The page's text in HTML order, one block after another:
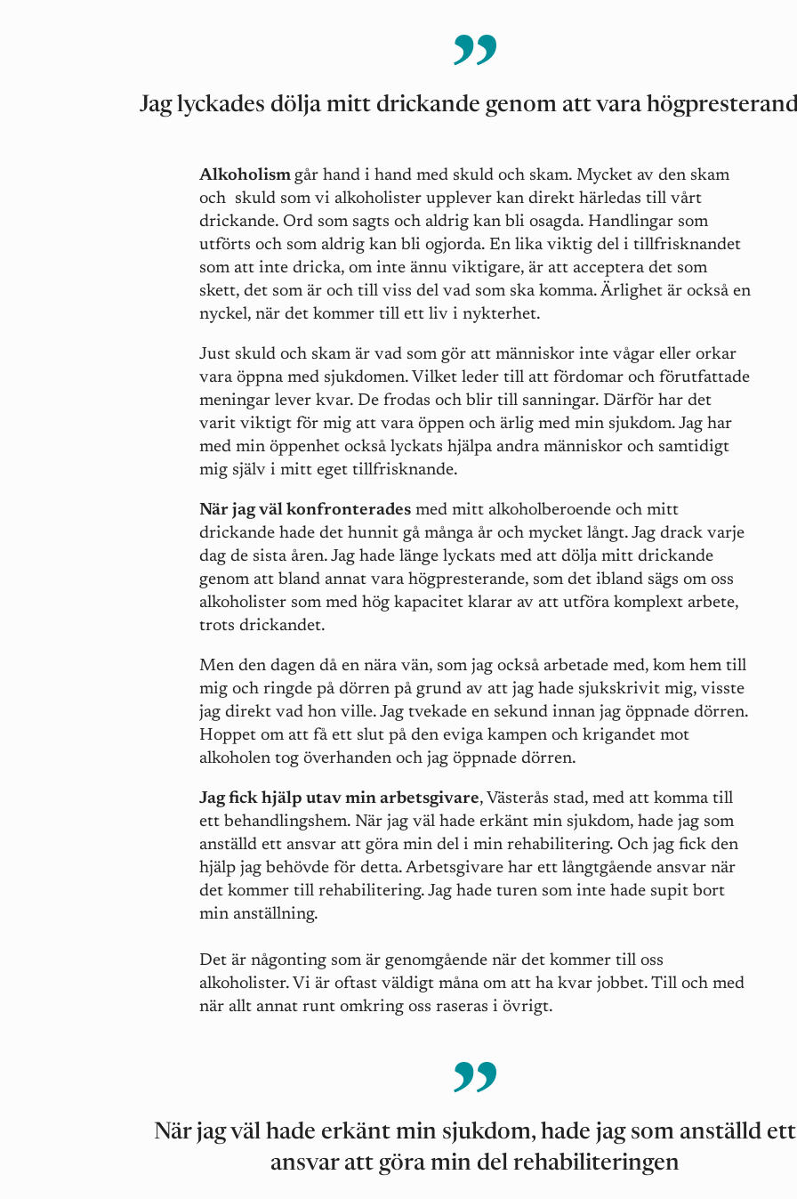
Jag lyckades dölja mitt drickande genom att vara
Alkoholism går hand i hand med skuld och skam. Mycket av den skam
och skuld som vi alkoholister upplever kan direkt härledas till vårt
drickande. Ord som sagts och aldrig kan bli osagda. Handlingar som
utförts och som aldrig kan bli ogjorda. En lika viktig del i tillfrisknandet
som att inte dricka, om inte ännu viktigare, är att acceptera det som
skett, det som är och till viss del vad som ska komma. Ärlighet är också en
nyckel, när det kommer till ett liv i nykterhet.
Just skuld och skam är vad som gör att människor inte vågar eller orkar
vara öppna med sjukdomen. Vilket leder till att fördomar och förutfattade
meningar lever kvar. De frodas och blir till sanningar. Därför har det
varit viktigt för mig att vara öppen och ärlig med min sjukdom. Jag har
med min öppenhet också lyckats hjälpa andra människor och samtidigt
mig själv i mitt eget tillfrisknande.
När jag väl konfronterades med mitt alkoholberoende och mitt
drickande hade det hunnit gå många år och mycket långt. Jag drack varje
dag de sista åren. Jag hade länge lyckats med att dölja mitt drickande
genom att bland annat vara högpresterande, som det ibland sägs om oss
alkoholister som med hög kapacitet klarar av att utföra komplext arbete,
trots drickandet.
Men den dagen då en nära vän, som jag också arbetade med, kom hem till
mig och ringde på dörren på grund av att jag hade sjukskrivit mig, visste
jag direkt vad hon ville. Jag tvekade en sekund innan jag öppnade dörren.
Hoppet om att få ett slut på den eviga kampen och krigandet mot
alkoholen tog överhanden och jag öppnade dörren.
Jag fick hjälp utav min arbetsgivare, Västerås stad, med att komma till
ett behandlingshem. När jag väl hade erkänt min sjukdom, hade jag som
anställd ett ansvar att göra min del i min rehabilitering. Och jag fick den
hjälp jag behövde för detta. Arbetsgivare har ett långtgående ansvar när
det kommer till rehabilitering. Jag hade turen som inte hade supit bort
min anställning.
Det är någonting som är genomgående när det kommer till oss
alkoholister. Vi är oftast väldigt måna om att ha kvar jobbet. Till och med
när allt annat runt omkring oss raseras i övrigt.
När jag väl hade erkänt min sjukdom, hade jag som anställd ett
ansvar att göra min del rehabiliteringen